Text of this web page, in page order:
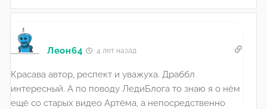
Леон64 4 лет назад
Красава автор, респект и уважуха. Драббл
интересный. А по поводу ЛедиБлога то знаю я о нём
ещё со старых видео Артёма, а непосредственно